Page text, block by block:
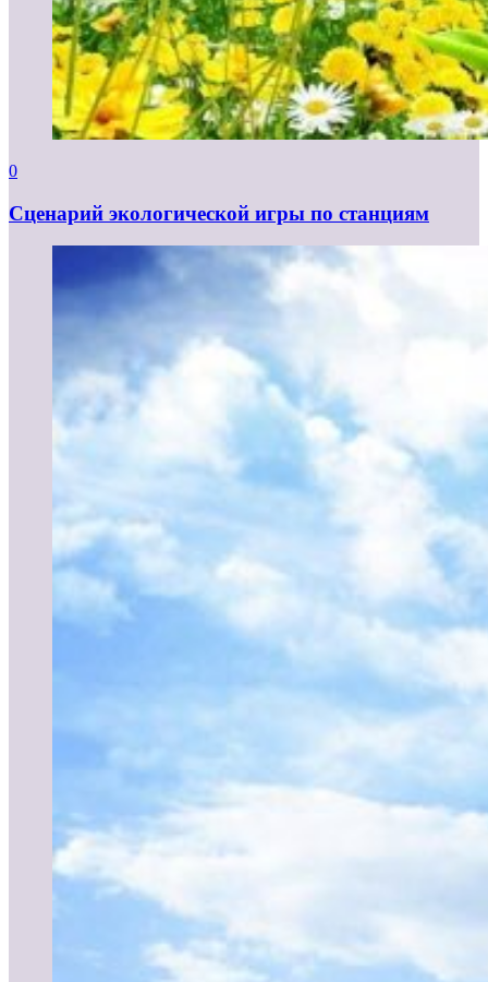
0
Сценарий экологической игры по станциям